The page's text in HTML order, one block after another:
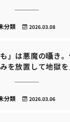
2026.03.08
分類
も」は悪魔の囁き
を放置して地獄
2026.03.06
分類